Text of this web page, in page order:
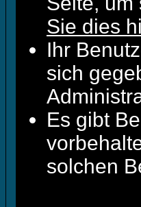
Sie dies
Ihr
sich
Es gibt
solchen